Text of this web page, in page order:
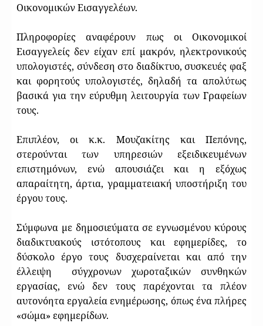
Οικονομικών Εισαγγελέων.
Πληροφορίες αναφέρουν πως οι Οικονομικοί
Εισαγγελείς δεν είχαν επί μακρόν, ηλεκτρονικούς
υπολογιστές, σύνδεση στο διαδίκτυο, συσκευές φαξ
και φορητούς υπολογιστές, δηλαδή τα απολύτως
βασικά για την εύρυθμη λειτουργία των Γραφείων
τους.
Επιπλέον, οι κ.κ. Μουζακίτης και Πεπόνης,
στερούνται των υπηρεσιών εξειδικευμένων
επιστημόνων, ενώ απουσιάζει και η εξόχως
απαραίτητη, άρτια, γραμματειακή υποστήριξη του
έργου τους.
Σύμφωνα με δημοσιεύματα σε εγνωσμένου κύρους
διαδικτυακούς ιστότοπους και εφημερίδες, το
δύσκολο έργο τους δυσχεραίνεται και από την
έλλειψη
σύγχρονων χωροταξικών συνθηκών
εργασίας, ενώ δεν τους παρέχονται τα πλέον
αυτονόητα εργαλεία ενημέρωσης, όπως ένα πλήρες
«σώμα» εφημερίδων.